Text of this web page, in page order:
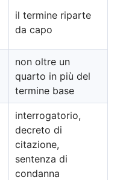
il termine riparte
da capo
non oltre un
quarto in più del
termine base
interrogatorio,
decreto di
citazione,
sentenza di
condanna